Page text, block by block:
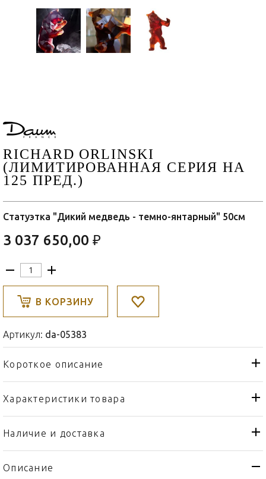
RICHARD ORLINSKI
(ЛИМИТИРОВАННАЯ СЕРИЯ НА
125 ПРЕД.)
Статуэтка "Дикий медведь - темно-янтарный" 50см
3 037 650,00 ₽
В КОРЗИНУ
Артикул: da-05383
Короткое описание
Характеристики товара
Тип товара
Статуэтка
Бренд
Коллекция
Richard Orlinski
Страна производителя
Наличие и доставка
Описание